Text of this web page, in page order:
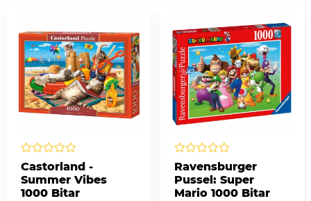
Castorland -
Summer Vibes
1000 Bitar
Ravensburger
Pussel: Super
Mario 1000 Bitar